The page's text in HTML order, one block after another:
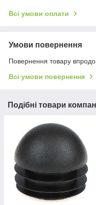
Всі умови оплати
Умови повернення
Повернення товару
Всі умови повернення
Подібні товари